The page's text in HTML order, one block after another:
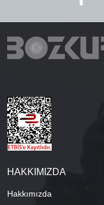
HAKKIMIZDA
Hakkımızda